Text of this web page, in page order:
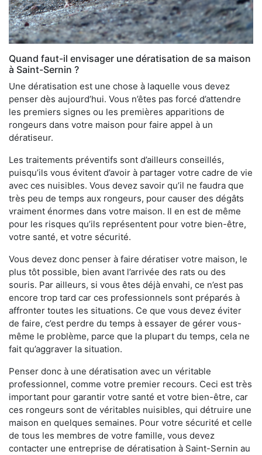
Quand faut-il envisager une dératisation de sa maison
à Saint-Sernin ?
Une dératisation est une chose à laquelle vous devez
penser dès aujourd’hui. Vous n’êtes pas forcé d’attendre
les premiers signes ou les premières apparitions de
rongeurs dans votre maison pour faire appel à un
dératiseur.
Les traitements préventifs sont d’ailleurs conseillés,
puisqu’ils vous évitent d’avoir à partager votre cadre de vie
avec ces nuisibles. Vous devez savoir qu’il ne faudra que
très peu de temps aux rongeurs, pour causer des dégâts
vraiment énormes dans votre maison. Il en est de même
pour les risques qu’ils représentent pour votre bien-être,
votre santé, et votre sécurité.
Vous devez donc penser à faire dératiser votre maison, le
plus tôt possible, bien avant l’arrivée des rats ou des
souris. Par ailleurs, si vous êtes déjà envahi, ce n’est pas
encore trop tard car ces professionnels sont préparés à
affronter toutes les situations. Ce que vous devez éviter
de faire, c’est perdre du temps à essayer de gérer vous-
même le problème, parce que la plupart du temps, cela ne
fait qu’aggraver la situation.
Penser donc à une dératisation avec un véritable
professionnel, comme votre premier recours. Ceci est très
important pour garantir votre santé et votre bien-être, car
ces rongeurs sont de véritables nuisibles, qui détruire une
maison en quelques semaines. Pour votre sécurité et celle
de tous les membres de votre famille, vous devez
contacter une entreprise de dératisation à Saint-Sernin au